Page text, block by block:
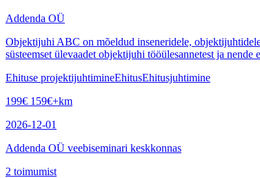
Addenda OÜ
Objektijuhi ABC on mõeldud inseneridele,
süsteemset ülevaadet objektijuhi tööülesannetest ja
Ehituse projektijuhtimineEhitusEhitusjuhtimine
199€ 159€+km
2026-12-01
Addenda OÜ veebiseminari keskkonnas
2 toimumist